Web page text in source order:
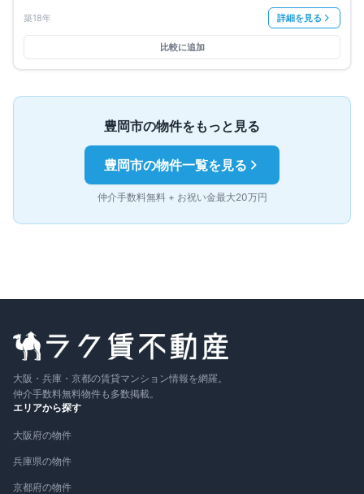
築18年 詳細を見る
比較に追加
豊岡市の物件をもっと見る
豊岡市の物件一覧を見る
仲介手数料無料 + お祝い金最大20万円
大阪・兵庫・京都の賃貸マンション情報を網羅。
仲介手数料無料物件も多数掲載。
エリアから探す
大阪府の物件
兵庫県の物件
京都府の物件